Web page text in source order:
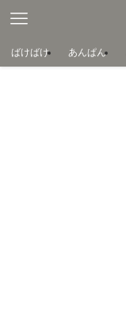
ばけばけ あんぱん